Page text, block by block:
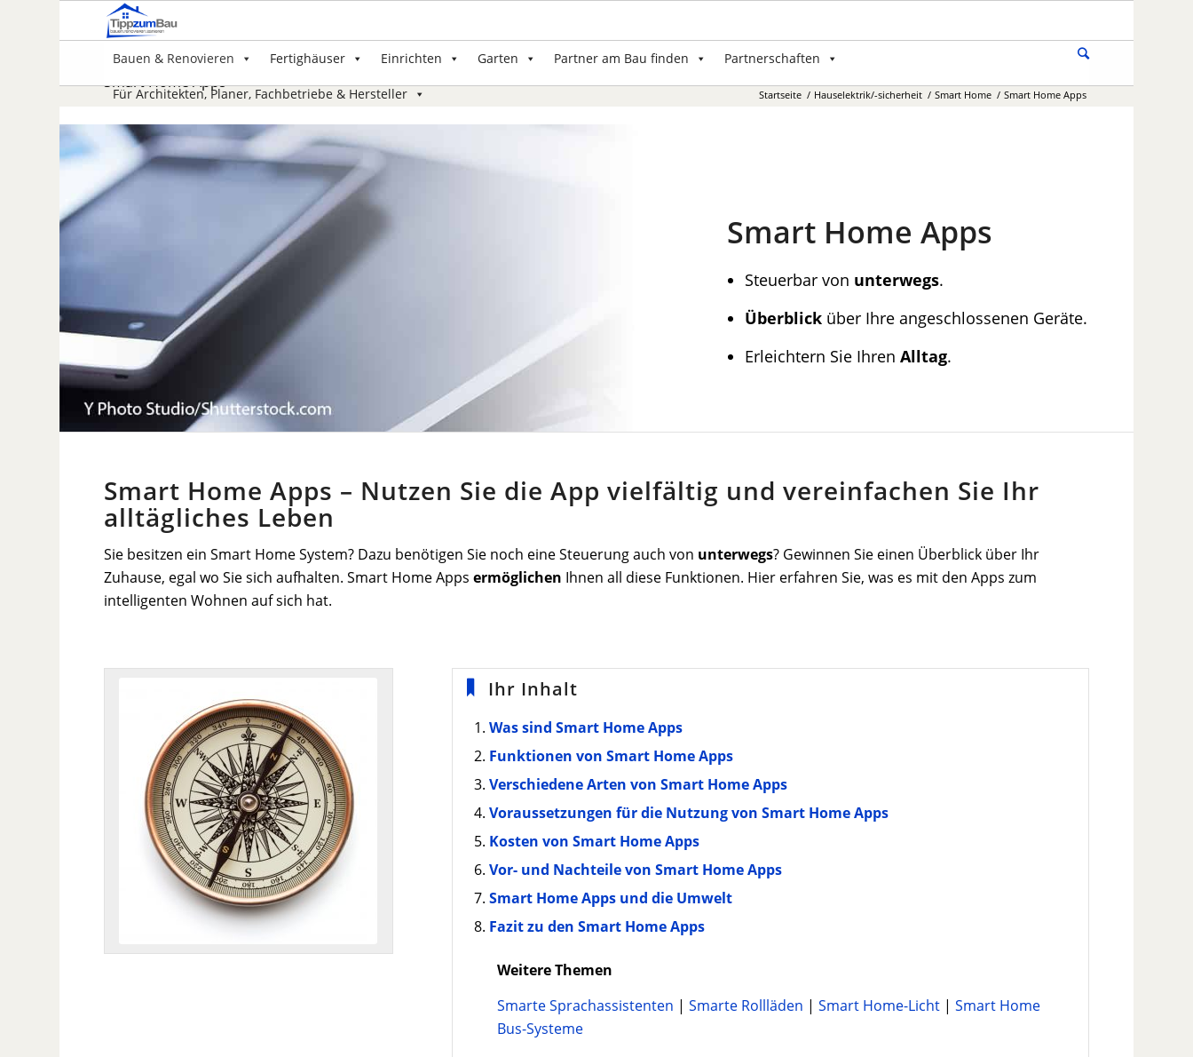
Bauen & Renovieren Fertighäuser Einrichten Garten Partner am Bau finden Partnerschaften
Für Architekten, Planer, Fachbetriebe & Hersteller
Smart Home Apps
Startseite / Hauselektrik/-sicherheit / Smart Home / Smart Home Apps
Smart Home Apps
Steuerbar von unterwegs.
Überblicküber Ihre angeschlossenen Geräte.
Erleichtern Sie Ihren Alltag.
Smart Home Apps – Nutzen Sie die App vielfältig und vereinfachen Sie Ihr
alltägliches Leben
Sie besitzen ein Smart Home System? Dazu benötigen Sie noch eine Steuerung auch von unterwegs? Gewinnen Sie einen Überblick über Ihr
Zuhause, egal wo Sie sich aufhalten. Smart Home Appsermöglichen Ihnen all diese Funktionen. Hier erfahren Sie, was es mit den Apps zum
intelligenten Wohnen auf sich hat.
Ihr Inhalt
Was sind Smart Home Apps
Funktionen von Smart Home Apps
Verschiedene Arten von Smart Home Apps
Voraussetzungen für die Nutzung von Smart Home Apps
Kosten von Smart Home Apps
Vor- und Nachteile von Smart Home Apps
Smart Home Apps und die Umwelt
Fazit zu den Smart Home Apps
Weitere Themen
Smarte Sprachassistenten |Smarte Rollläden |Smart Home-Licht |Smart Home
Bus-Systeme